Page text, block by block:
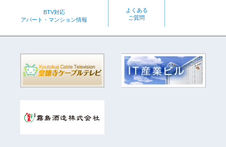
BTV対応
アパート・マンション情報
よくある
ご質問